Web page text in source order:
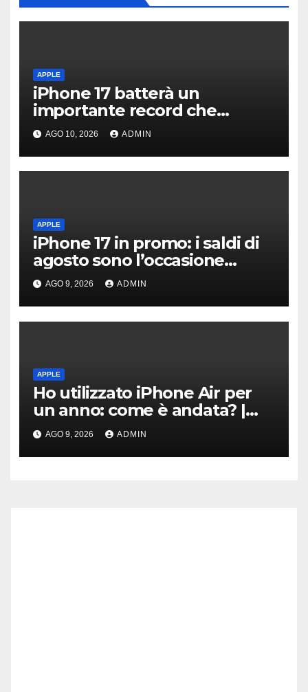
APPLE
iPhone 17 batterà un
importante record che
manca dai tempi del buon
vecchio iPhone 4
AGO 10, 2026 ADMIN
APPLE
iPhone 17 in promo: i saldi di
agosto sono l’occasione
giusta per l’acquisto prima
degli aumenti
AGO 9, 2026 ADMIN
APPLE
Ho utilizzato iPhone Air per
un anno: come è andata? |
Video
AGO 9, 2026 ADMIN